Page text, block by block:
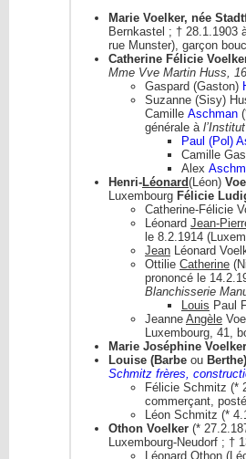
Marie Voelker, née
Bernkastel ; † 28.1.1903
rue Munster), garçon
Catherine Félicie
Mme Vve Martin Huss,
Gaspard (Gaston)
Suzanne (Sisy)
Camille Aschman
générale à
Paul (Pol)
Camille
Alex
Henri-Léonard(Léon)
Luxembourg Félicie
Catherine-Félicie
Léonard Jean-
le 8.2.1914
Jean Léonard
Ottilie Catherine
prononcé le
Blanchisserie
Louis Paul
Jeanne Angèle
Luxembourg, 41,
Marie Joséphine Voelker
Louise (Barbe ou
Schmitz frères,
Félicie Schmitz (*
commerçant,
Léon Schmitz (*
Othon Voelker (*
Luxembourg-Neudorf ; †
Léonard Othon